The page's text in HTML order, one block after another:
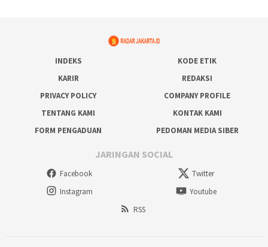
INDEKS
KODE ETIK
KARIR
REDAKSI
PRIVACY POLICY
COMPANY PROFILE
TENTANG KAMI
KONTAK KAMI
FORM PENGADUAN
PEDOMAN MEDIA SIBER
JARINGAN SOCIAL
Facebook
Twitter
Instagram
Youtube
RSS